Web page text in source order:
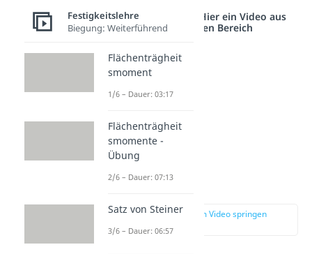
Studyflix vernetzt: Hier ein Video aus
einem anderen Bereich
Beispiel
zur Stelle im Video springen
Festigkeitslehre
Biegung: Weiterführend
Flächenträgheit
smoment
1/6 – Dauer: 03:17
Flächenträgheit
smomente -
Übung
2/6 – Dauer: 07:13
Satz von Steiner
3/6 – Dauer: 06:57